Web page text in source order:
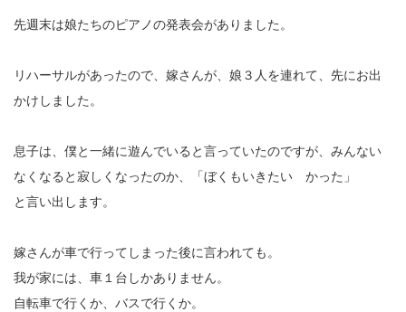
先週末は娘たちのピアノの発表会がありました。
リハーサルがあったので、嫁さんが、娘３人を連れて、先にお出
かけしました。
息子は、僕と一緒に遊んでいると言っていたのですが、みんない
なくなると寂しくなったのか、「ぼくもいきたい かった」
と言い出します。
嫁さんが車で行ってしまった後に言われても。
我が家には、車１台しかありません。
自転車で行くか、バスで行くか。